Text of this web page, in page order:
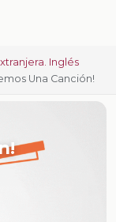
Inglés
Una Canción!